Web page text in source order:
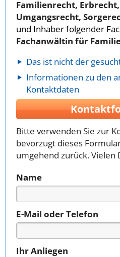
Familienrecht,
Umgangsrecht,
und Inhaber folgender
Fachanwältin für
Das ist nicht der
Informationen zu den
Kontaktdaten
Bitte verwenden Sie zur
bevorzugt dieses
umgehend zurück. Vielen
Name
E-Mail oder Telefon
Ihr Anliegen